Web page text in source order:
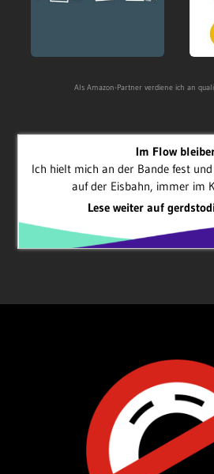
Als Amazon-Partner verdiene ich an
Im Flow
Ich hielt mich an der Bande fest
auf der Eisbahn, immer im
Lese weiter auf